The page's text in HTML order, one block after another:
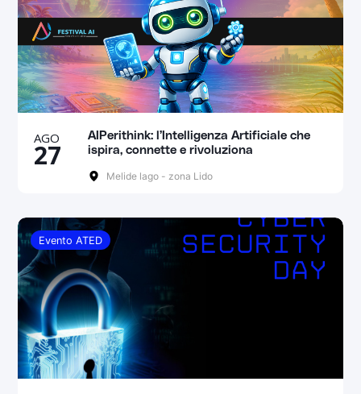
AGO
27
AIPerithink: l’Intelligenza Artificiale che
ispira, connette e rivoluziona
Melide lago - zona Lido
Evento ATED